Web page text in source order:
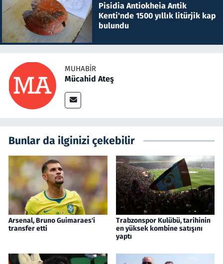
Pisidia Antiokheia Antik
Kenti'nde 1500 yıllık litürjik kap
bulundu
MUHABIR
Mücahid Ateş
Bunlar da ilginizi çekebilir
Arsenal, Bruno Guimaraes'i
transfer etti
Trabzonspor Kulübü, tarihinin
en yüksek kombine satışını
yaptı